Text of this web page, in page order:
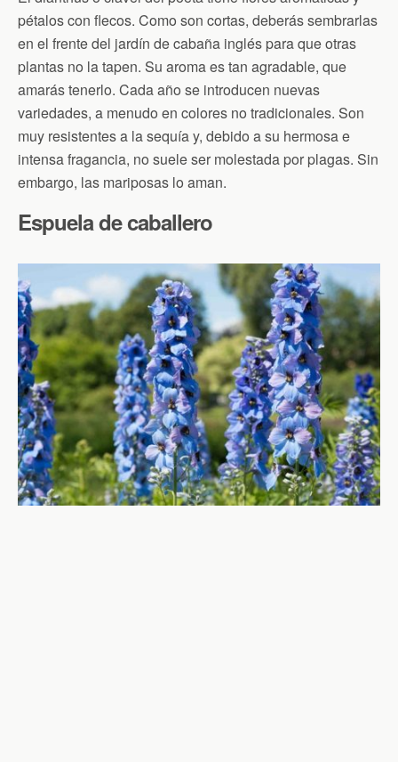
pétalos con flecos. Como son cortas, deberás sembrarlas
en el frente del jardín de cabaña inglés para que otras
plantas no la tapen. Su aroma es tan agradable, que
amarás tenerlo. Cada año se introducen nuevas
variedades, a menudo en colores no tradicionales. Son
muy resistentes a la sequía y, debido a su hermosa e
intensa fragancia, no suele ser molestada por plagas. Sin
embargo, las mariposas lo aman.
Espuela de caballero